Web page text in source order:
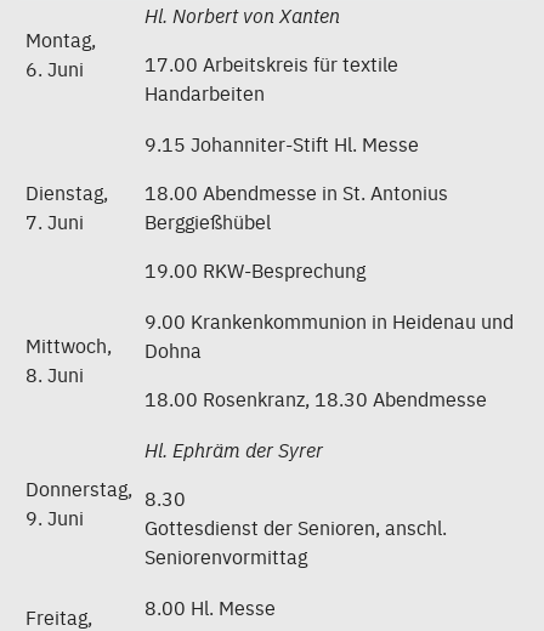
Montag,
6. Juni
Hl. Norbert von Xanten
17.00 Arbeitskreis für textile
Handarbeiten
Dienstag,
7. Juni
9.15 Johanniter-Stift Hl. Messe
18.00 Abendmesse in St. Antonius
Berggießhübel
19.00 RKW-Besprechung
Mittwoch,
8. Juni
9.00 Krankenkommunion in Heidenau und
Dohna
18.00 Rosenkranz, 18.30 Abendmesse
Donnerstag,
9. Juni
Hl. Ephräm der Syrer
8.30
Gottesdienst der Senioren, anschl.
Seniorenvormittag
Freitag,
8.00 Hl. Messe